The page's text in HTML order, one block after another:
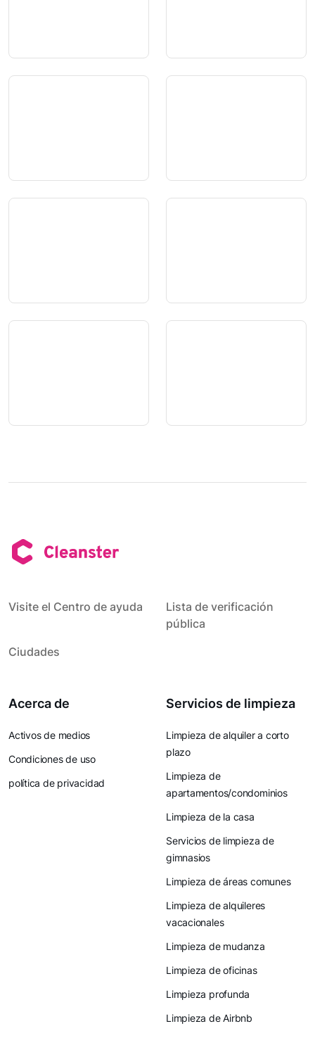
Visite el Centro de ayuda
Lista de verificación
pública
Ciudades
Acerca de
Activos de medios
Condiciones de uso
política de privacidad
Servicios de limpieza
Limpieza de alquiler a corto
plazo
Limpieza de
apartamentos/condominios
Limpieza de la casa
Servicios de limpieza de
gimnasios
Limpieza de áreas comunes
Limpieza de alquileres
vacacionales
Limpieza de mudanza
Limpieza de oficinas
Limpieza profunda
Limpieza de Airbnb